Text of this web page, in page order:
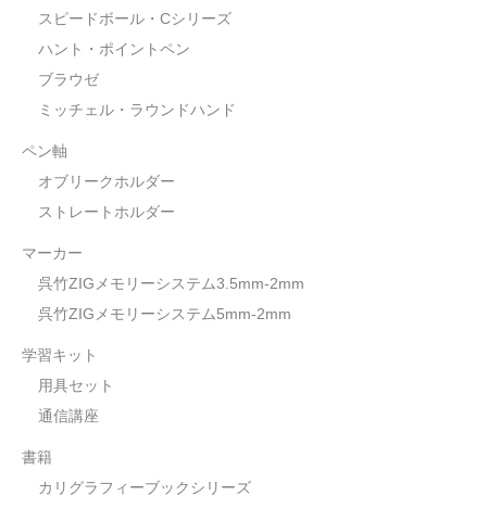
スピードボール・Cシリーズ
ハント・ポイントペン
ブラウゼ
ミッチェル・ラウンドハンド
ペン軸
オブリークホルダー
ストレートホルダー
マーカー
呉竹ZIGメモリーシステム3.5mm-2mm
呉竹ZIGメモリーシステム5mm-2mm
学習キット
用具セット
通信講座
書籍
カリグラフィーブックシリーズ